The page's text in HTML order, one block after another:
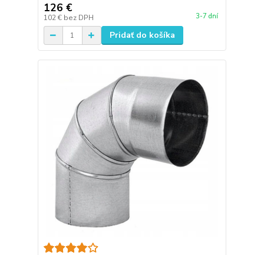
126 €
102 € bez DPH 3-7 dní
Pridať do košíka